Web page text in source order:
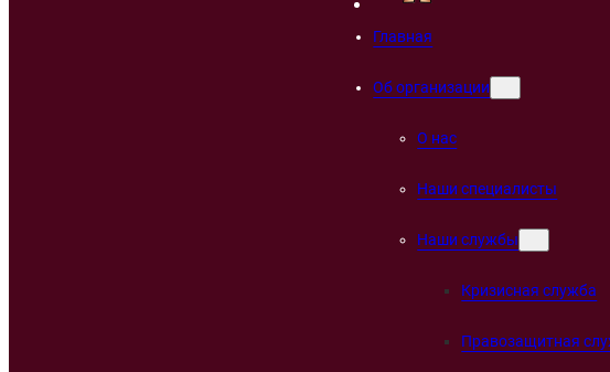
Главная
Об организации
О нас
Наши специалисты
Наши службы
Кризисная служба
Правозащитная